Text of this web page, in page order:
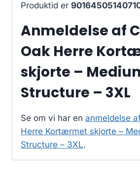
Produktid er
Anmeldelse af
Oak Herre
skjorte –
Structure – 3XL
Se om vi har en anmeldelse
Herre Kortærmet skjorte –
Structure – 3XL.